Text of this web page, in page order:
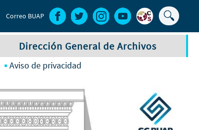
Buscar
Correo BUAP
Dirección General de Archivos
Aviso de privacidad